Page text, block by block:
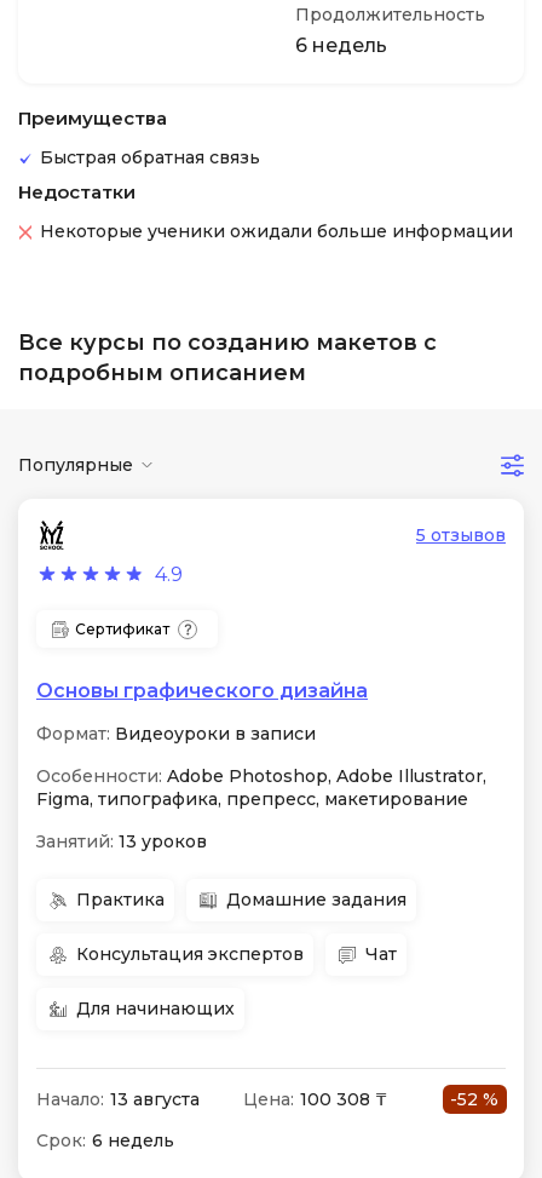
Продолжительность
6 недель
Преимущества
Быстрая обратная связь
Недостатки
Некоторые ученики ожидали больше информации
Все курсы по созданию макетов с
подробным описанием
Популярные
4.9
5 отзывов
Сертификат
Основы графического дизайна
Формат: Видеоуроки в записи
Особенности: Adobe Photoshop, Adobe Illustrator,
Figma, типографика, препресс, макетирование
Занятий: 13 уроков
Практика Домашние задания
Консультация экспертов Чат
Для начинающих
Начало: 13 августа Цена: 100 308 ₸
-52 %
Срок: 6 недель